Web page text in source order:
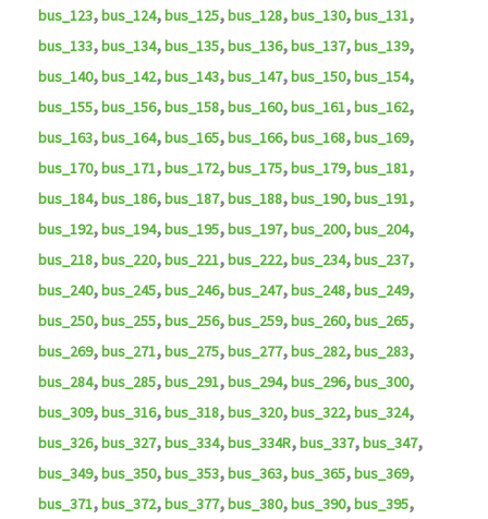
bus_123,bus_124,bus_125,bus_128,bus_130,bus_131,
bus_133,bus_134,bus_135,bus_136,bus_137,bus_139,
bus_140,bus_142,bus_143,bus_147,bus_150,bus_154,
bus_155,bus_156,bus_158,bus_160,bus_161,bus_162,
bus_163,bus_164,bus_165,bus_166,bus_168,bus_169,
bus_170,bus_171,bus_172,bus_175,bus_179,bus_181,
bus_184,bus_186,bus_187,bus_188,bus_190,bus_191,
bus_192,bus_194,bus_195,bus_197,bus_200,bus_204,
bus_218,bus_220,bus_221,bus_222,bus_234,bus_237,
bus_240,bus_245,bus_246,bus_247,bus_248,bus_249,
bus_250,bus_255,bus_256,bus_259,bus_260,bus_265,
bus_269,bus_271,bus_275,bus_277,bus_282,bus_283,
bus_284,bus_285,bus_291,bus_294,bus_296,bus_300,
bus_309,bus_316,bus_318,bus_320,bus_322,bus_324,
bus_326,bus_327,bus_334,bus_334R,bus_337,bus_347,
bus_349,bus_350,bus_353,bus_363,bus_365,bus_369,
bus_371,bus_372,bus_377,bus_380,bus_390,bus_395,